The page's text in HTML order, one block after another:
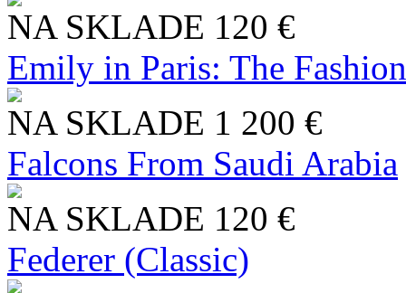
NA SKLADE 120 €
Emily in Paris: The
NA SKLADE 1 200 €
Falcons From Saudi Arabia
NA SKLADE 120 €
Federer (Classic)